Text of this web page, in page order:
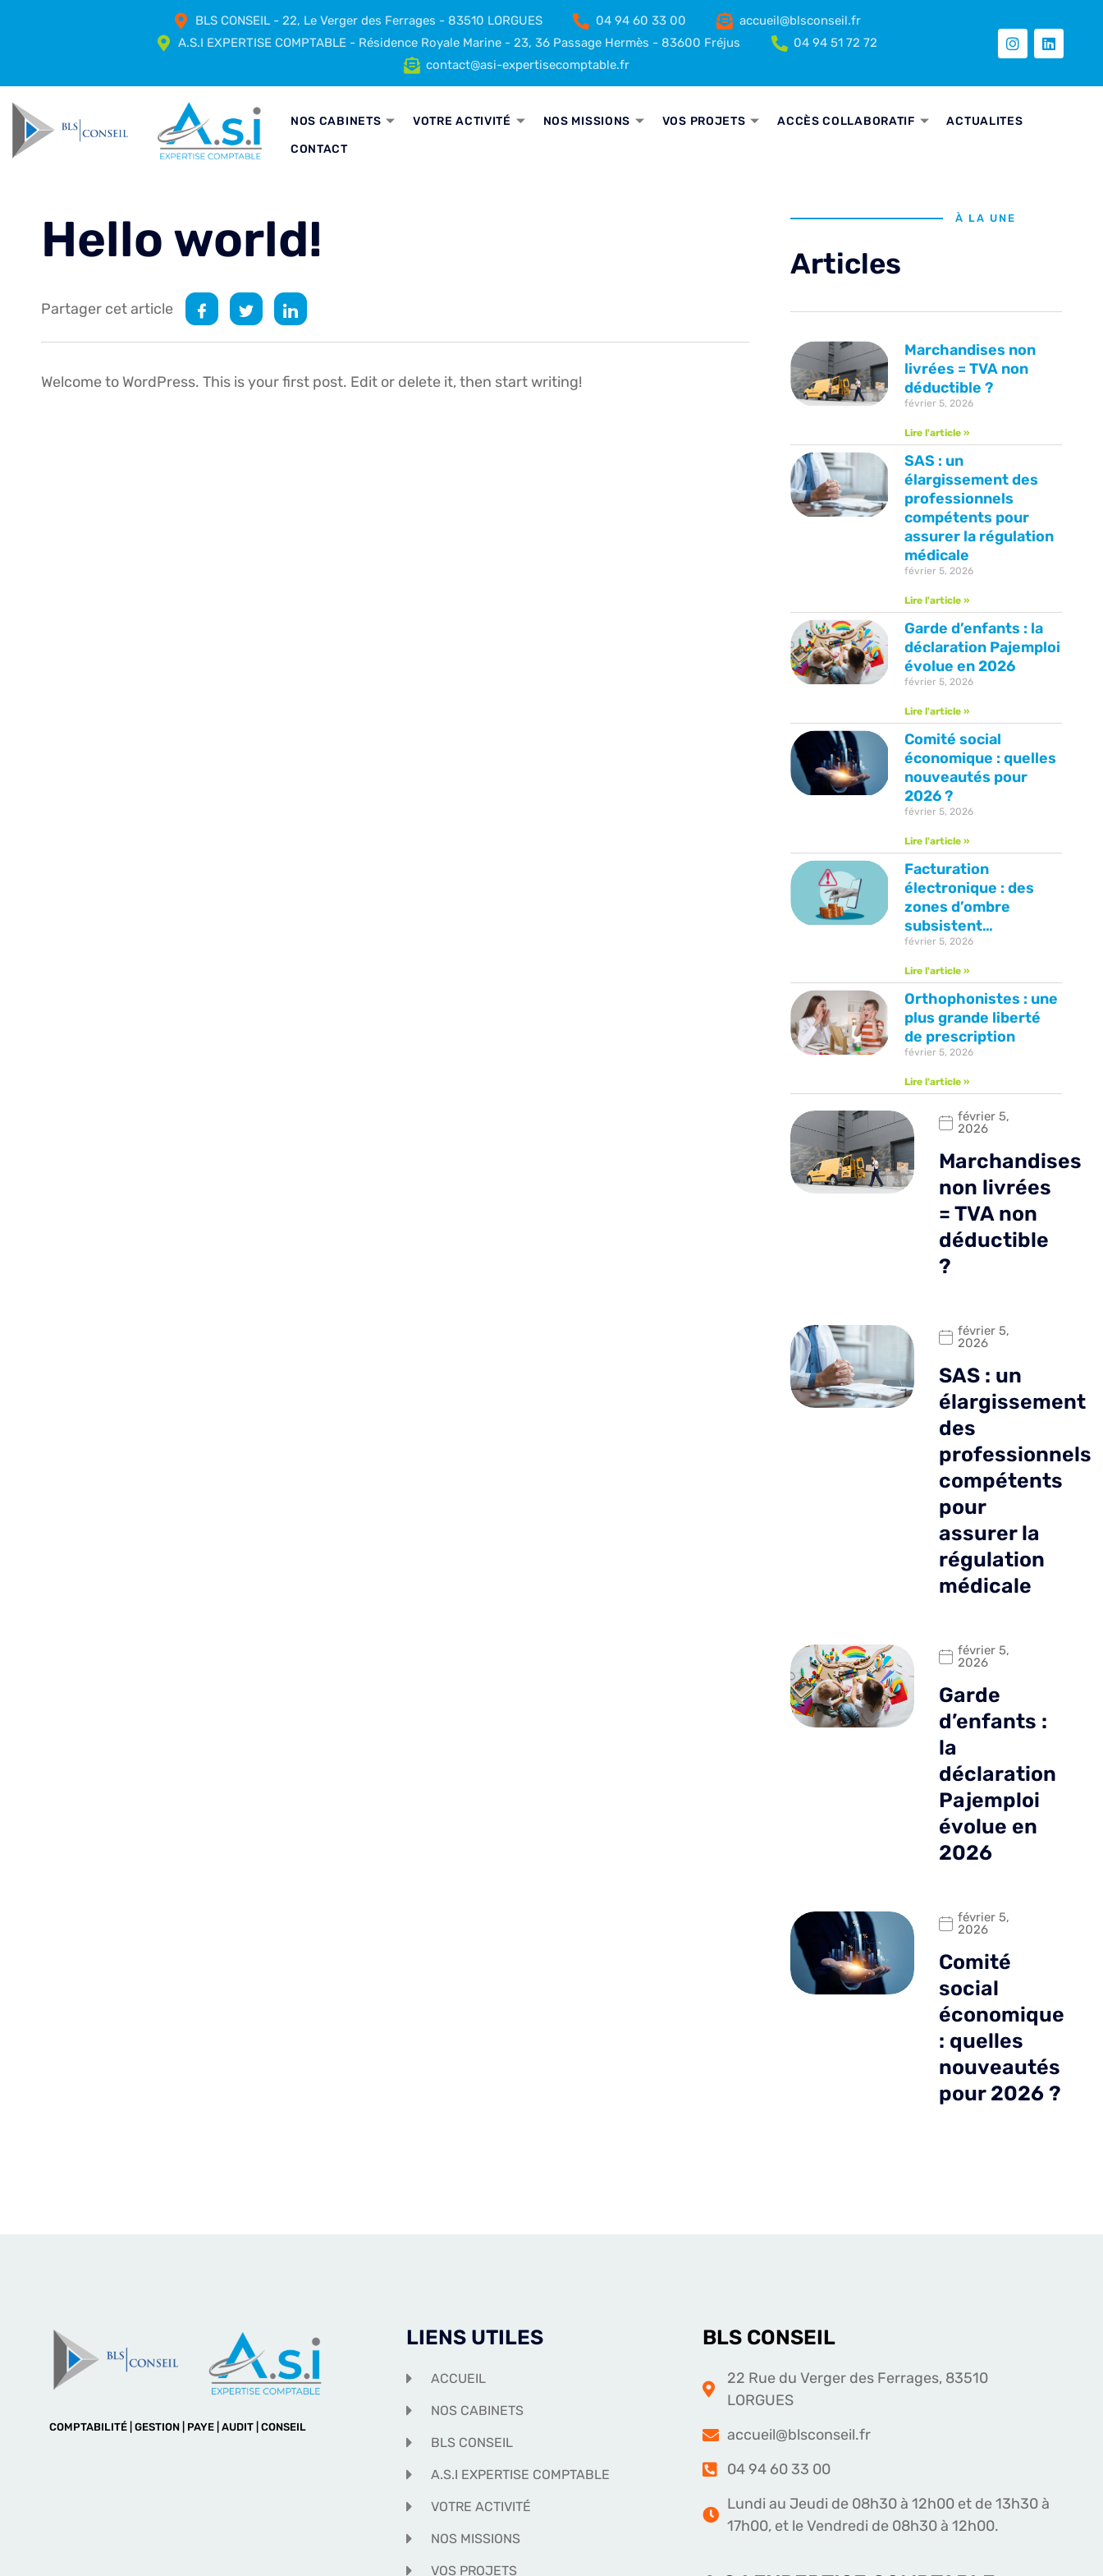
BLS CONSEIL - 22, Le Verger des Ferrages - 83510 LORGUES 04 94 60 33 00
accueil@blsconseil.fr
A.S.I EXPERTISE COMPTABLE - Résidence Royale Marine - 23, 36 Passage Hermès - 83600 Fréjus
04 94 51 72 72
contact@asi-expertisecomptable.fr
NOS CABINETS VOTRE ACTIVITÉ NOS MISSIONS VOS PROJETS ACCÈS COLLABORATIF
ACTUALITES
CONTACT
Hello world!
Partager cet article
Welcome to WordPress. This is your first post. Edit or delete it, then start writing!
À LA UNE
Articles
Marchandises non
livrées = TVA non
déductible ?
février 5, 2026
Lire l'article »
SAS : un
élargissement des
professionnels
compétents pour
assurer la régulation
médicale
février 5, 2026
Lire l'article »
Garde d’enfants : la
déclaration Pajemploi
évolue en 2026
février 5, 2026
Lire l'article »
Comité social
économique : quelles
nouveautés pour
2026 ?
février 5, 2026
Lire l'article »
Facturation
électronique : des
zones d’ombre
subsistent…
février 5, 2026
Lire l'article »
Orthophonistes : une
plus grande liberté
de prescription
février 5, 2026
Lire l'article »
février 5,
2026
Marchandises
non livrées
= TVA non
déductible
?
février 5,
2026
SAS : un
élargissement
des
professionnels
compétents
pour
assurer la
régulation
médicale
février 5,
2026
Garde
d’enfants :
la
déclaration
Pajemploi
évolue en
2026
février 5,
2026
Comité
social
économique
: quelles
nouveautés
pour 2026 ?
COMPTABILITÉ | GESTION | PAYE | AUDIT | CONSEIL
LIENS UTILES
ACCUEIL
NOS CABINETS
BLS CONSEIL
A.S.I EXPERTISE COMPTABLE
VOTRE ACTIVITÉ
NOS MISSIONS
VOS PROJETS
BLS CONSEIL
22 Rue du Verger des Ferrages, 83510
LORGUES
accueil@blsconseil.fr
04 94 60 33 00
Lundi au Jeudi de 08h30 à 12h00 et de 13h30 à
17h00, et le Vendredi de 08h30 à 12h00.